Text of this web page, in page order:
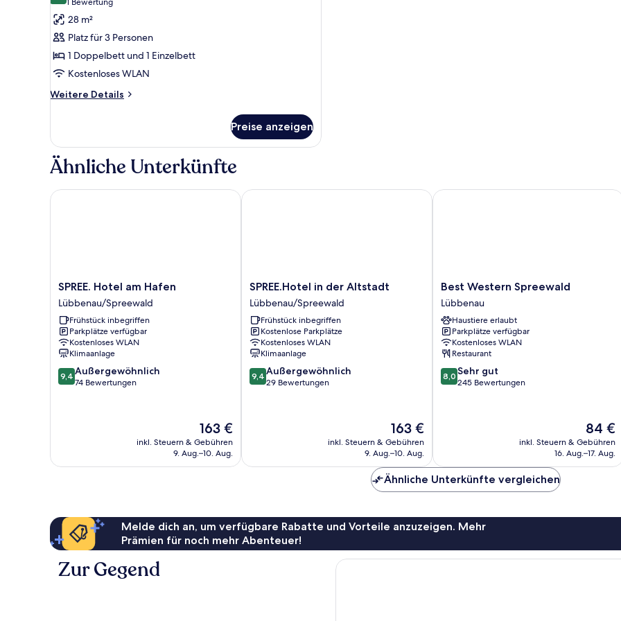
Familienzimmer
anzeigen
(1
Bewertung)
28 m²
Platz für 3 Personen
1 Doppelbett und 1 Einzelbett
Kostenloses WLAN
Weitere Details
Weitere
Preise anzeigen
Ähnliche Unterkünfte
SPREE.
Hotel
am
Hafen
Lübbenau/Spreewald
SPREE. Hotel am Hafen
Lübbenau/Spreewald
Frühstück inbegriffen
Parkplätze verfügbar
Kostenloses WLAN
Klimaanlage
9.4
von
9,4 Außergewöhnlich
74 Bewertungen
Der
Preis
beträgt
163 €
inkl. Steuern & Gebühren
9. Aug.–10. Aug.
SPREE. Hotel am Hafen
SPREE.Hotel
in
der
Altstadt
Lübbenau/Spreewald
SPREE.Hotel in der Altstadt
Lübbenau/Spreewald
Frühstück inbegriffen
Kostenlose Parkplätze
Kostenloses WLAN
Klimaanlage
9.4
von
9,4 Außergewöhnlich
29 Bewertungen
Der
Preis
beträgt
163 €
inkl. Steuern & Gebühren
9. Aug.–10. Aug.
SPREE.Hotel in der Altstadt
Best
Western
Spreewald
Lübbenau
Best Western Spreewald
Lübbenau
Haustiere erlaubt
Parkplätze verfügbar
Kostenloses WLAN
Restaurant
8.0
von
8,0 Sehr gut
245 Bewertungen
Der
Preis
beträgt
84 €
inkl. Steuern & Gebühren
16. Aug.–17. Aug.
Best Western Spreewald
Ähnliche Unterkünfte vergleichen
Melde dich an, um verfügbare Rabatte und Vorteile anzuzeigen. Mehr
Prämien für noch mehr Abenteuer!
Zur Gegend